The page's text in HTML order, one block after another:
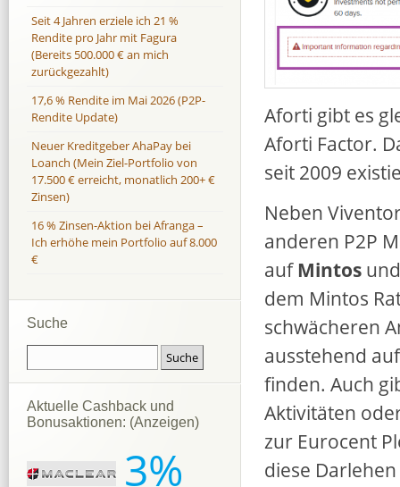
Aforti gibt es
Aforti Factor.
seit 2009
Neben
anderen P2P
auf Mintos
dem Mintos
schwächeren
ausstehend
finden. Auch
Aktivitäten
zur Eurocent
diese
Seit 4 Jahren erziele ich 21 %
Rendite pro Jahr mit Fagura
(Bereits 500.000 € an mich
zurückgezahlt)
17,6 % Rendite im Mai 2026 (P2P-
Rendite Update)
Neuer Kreditgeber AhaPay bei
Loanch (Mein Ziel-Portfolio von
17.500 € erreicht, monatlich 200+ €
Zinsen)
16 % Zinsen-Aktion bei Afranga –
Ich erhöhe mein Portfolio auf 8.000
€
Suche
Aktuelle Cashback und
Bonusaktionen: (Anzeigen)
3%